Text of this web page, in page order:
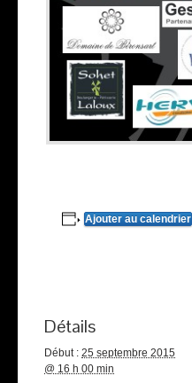
Ajouter au calendrier
Détails
Début : 25 septembre 2015
@ 16 h 00 min